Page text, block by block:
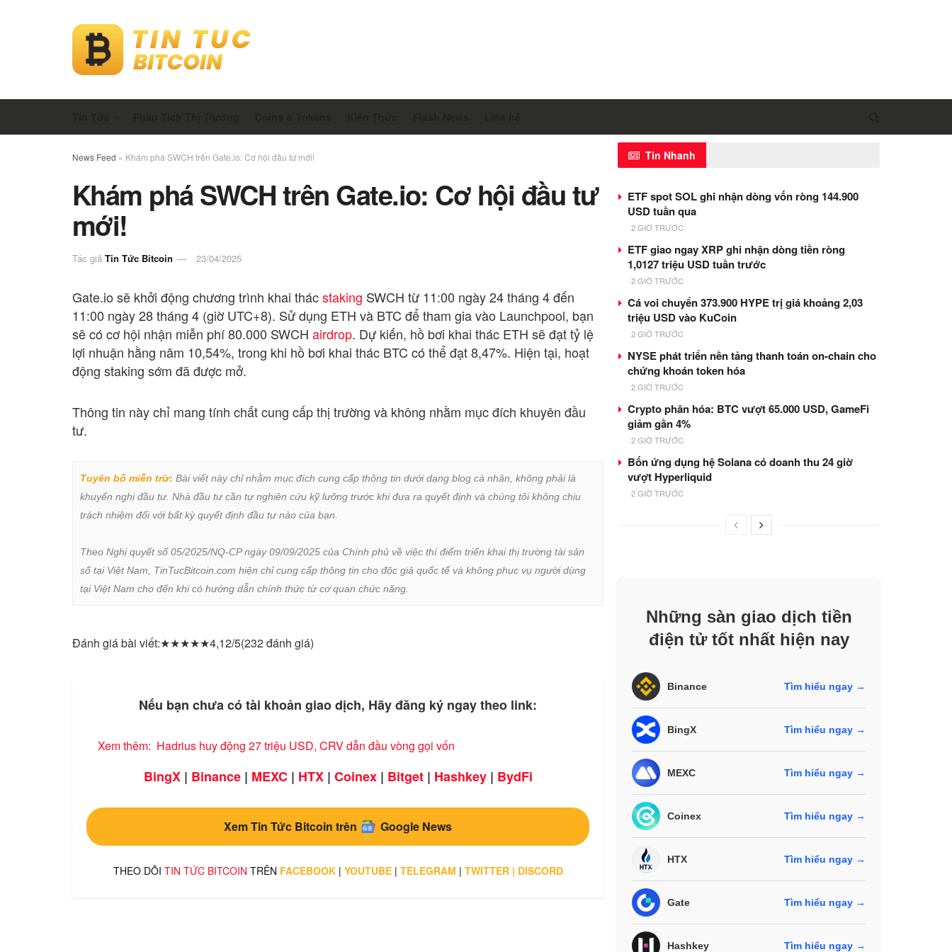
News Feed » Khám phá SWCH trên Gate.io: Cơ hội đầu tư mới!
Khám phá SWCH trên Gate.io: Cơ hội đầu tư
mới!
Tác giả Tin Tức Bitcoin 23/04/2025
Gate.io sẽ khởi động chương trình khai thácstaking SWCH từ 11:00 ngày 24 tháng 4 đến
11:00 ngày 28 tháng 4 (giờ UTC+8). Sử dụng ETH và BTC để tham gia vào Launchpool, bạn
sẽ có cơ hội nhận miễn phí 80.000 SWCH airdrop. Dự kiến, hồ bơi khai thác ETH sẽ đạt tỷ lệ
lợi nhuận hằng năm 10,54%, trong khi hồ bơi khai thác BTC có thể đạt 8,47%. Hiện tại, hoạt
động staking sớm đã được mở.
Thông tin này chỉ mang tính chất cung cấp thị trường và không nhằm mục đích khuyên đầu
tư.
Tuyên bố miễn trừ: Bài viết này chỉ nhằm mục đích cung cấp thông tin dưới dạng blog cá nhân, không phải là
khuyến nghị đầu tư. Nhà đầu tư cần tự nghiên cứu kỹ lưỡng trước khi đưa ra quyết định và chúng tôi không chịu
trách nhiệm đối với bất kỳ quyết định đầu tư nào của bạn.
Theo Nghị quyết số 05/2025/NQ-CP ngày 09/09/2025 của Chính phủ về việc thí điểm triển khai thị trường tài sản
số tại Việt Nam, TinTucBitcoin.com hiện chỉ cung cấp thông tin cho độc giả quốc tế và không phục vụ người dùng
tại Việt Nam cho đến khi có hướng dẫn chính thức từ cơ quan chức năng.
Đánh giá bài viết:★★★★★4,12/5(232 đánh giá)
Nếu bạn chưa có tài khoản giao dịch, Hãy đăng ký ngay theo link:
Xem thêm: Hadrius huy động 27 triệu USD, CRV dẫn đầu vòng gọi vốn
BingX| Binance| MEXC| HTX| Coinex| Bitget| Hashkey| BydFi
Xem Tin Tức Bitcoin trên Google News
THEO DÕI TIN TỨC BITCOIN TRÊN FACEBOOK| YOUTUBE| TELEGRAM | TWITTER| DISCORD
Tin Nhanh
ETF spot SOL ghi nhận dòng vốn ròng 144.900
USD tuần qua
2 GIỜ TRƯỚC
ETF giao ngay XRP ghi nhận dòng tiền ròng
1,0127 triệu USD tuần trước
2 GIỜ TRƯỚC
Cá voi chuyển 373.900 HYPE trị giá khoảng 2,03
triệu USD vào KuCoin
2 GIỜ TRƯỚC
NYSE phát triển nền tảng thanh toán on-chain cho
chứng khoán token hóa
2 GIỜ TRƯỚC
Crypto phân hóa: BTC vượt 65.000 USD, GameFi
giảm gần 4%
2 GIỜ TRƯỚC
Bốn ứng dụng hệ Solana có doanh thu 24 giờ
vượt Hyperliquid
2 GIỜ TRƯỚC
Những sàn giao dịch tiền
điện tử tốt nhất hiện nay
Binance Tìm hiểu ngay →
BingX Tìm hiểu ngay →
MEXC Tìm hiểu ngay →
Coinex Tìm hiểu ngay →
HTX Tìm hiểu ngay →
Gate Tìm hiểu ngay →
Hashkey Tìm hiểu ngay →